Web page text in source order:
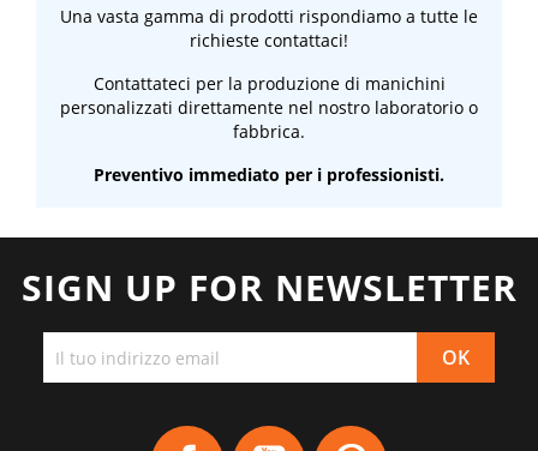
Una vasta gamma di prodotti rispondiamo a tutte le
richieste contattaci!
Contattateci per la produzione di manichini
personalizzati direttamente nel nostro laboratorio o
fabbrica.
Preventivo immediato per i professionisti.
SIGN UP FOR NEWSLETTER
Facebook YouTube